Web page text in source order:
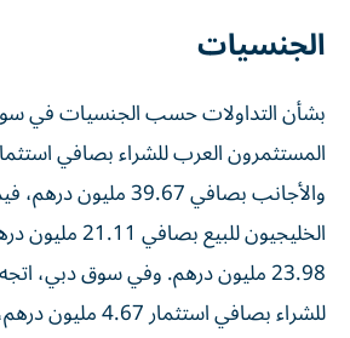
الجنسيات
بشأن التداولات حسب الجنسيات في
والأجانب بصافي 39.67
الخليجيون للبيع
23.98 مليون درهم. وفي سوق دبي،
للشراء بصافي